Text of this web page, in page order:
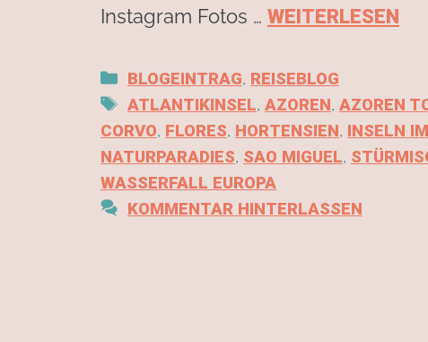
Instagram Fotos … WEITERLESEN
BLOGEINTRAG, REISEBLOG
ATLANTIKINSEL, AZOREN, AZOREN
CORVO, FLORES, HORTENSIEN, INSELN
NATURPARADIES, SAO MIGUEL,
WASSERFALL EUROPA
KOMMENTAR HINTERLASSEN